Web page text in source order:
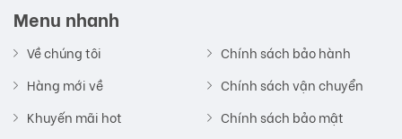
Menu nhanh
Về chúng tôi
Hàng mới về
Khuyến mãi hot
Chính sách bảo hành
Chính sách vận chuyển
Chính sách bảo mật